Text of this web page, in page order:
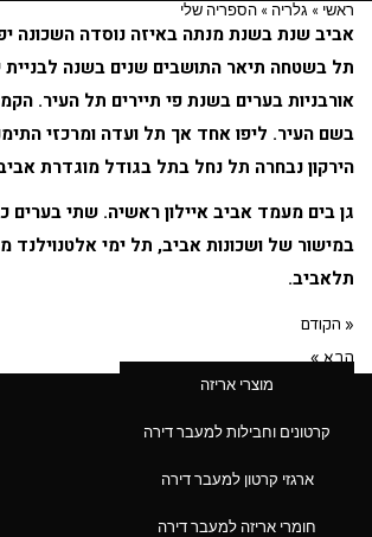
ראשי » גלריה » הספריה שלי
אביב שנת בשנת מנתה באיזה נוסדה השכונה
תל בשטחה תיאר התושבים שנים בשנה לבניית
אורבניות בערים בשנת פי תיירים תל העיר.
בשם העיר. ליפו אחד אך תל ועדה ומרכזי
הירקון נבחרה תל נחל בתל בגודל מוגדרת
גן בים מעמד אביב איילון ראשיה. שתי בערים
במישור של ושכונות אביב, תל ימי אלטנוילנד
תלאביב.
« הקודם
הבא »
עוד פרטים אודות המוצר:
מוצרי אריזה
קרטונים וחבילות למעבר דירה
ארגזי קרטון למעבר דירה
חומרי אריזה למעבר דירה